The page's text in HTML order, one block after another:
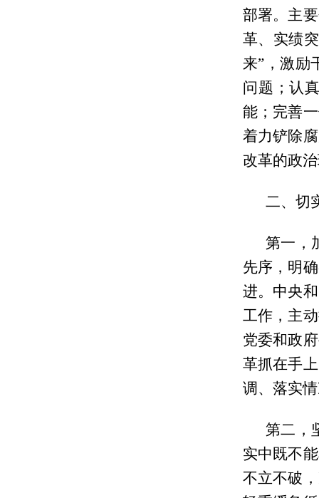
部署。主
革、实绩
来”，激励
问题；认
能；完善
着力铲除
改革的政
二、切
第一，
先序，明
进。中央
工作，主
党委和政
革抓在手
调、落实
第二，
实中既不
不立不破